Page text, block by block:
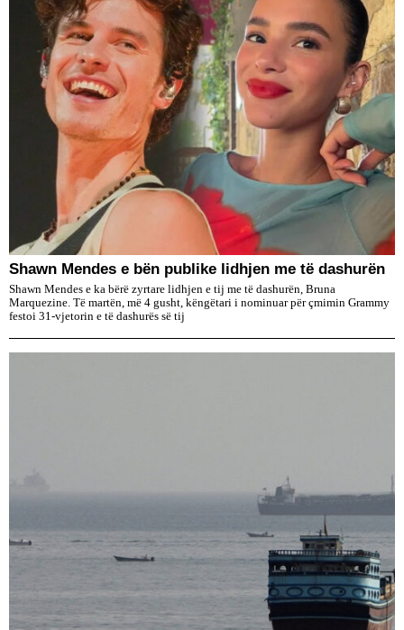
​Shawn Mendes e bën publike lidhjen me të dashurën
Shawn Mendes e ka bërë zyrtare lidhjen e tij me të dashurën, Bruna
Marquezine. Të martën, më 4 gusht, këngëtari i nominuar për çmimin Grammy
festoi 31-vjetorin e të dashurës së tij